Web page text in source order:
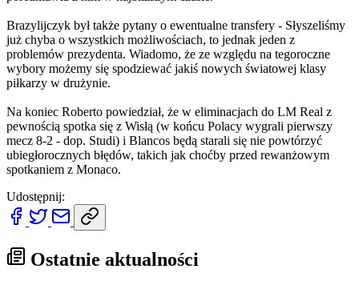
Brazylijczyk był także pytany o ewentualne transfery - Słyszeliśmy
już chyba o wszystkich możliwościach, to jednak jeden z
problemów prezydenta. Wiadomo, że ze względu na tegoroczne
wybory możemy się spodziewać jakiś nowych światowej klasy
piłkarzy w drużynie.
Na koniec Roberto powiedział, że w eliminacjach do LM Real z
pewnością spotka się z Wisłą (w końcu Polacy wygrali pierwszy
mecz 8-2 - dop. Studi) i Blancos będą starali się nie powtórzyć
ubiegłorocznych błędów, takich jak choćby przed rewanżowym
spotkaniem z Monaco.
Udostępnij:
Ostatnie aktualności